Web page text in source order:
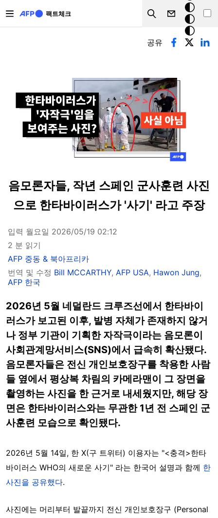
팩트체크
Search
크
모
드
기본탭
공유
음모론자들, 작년 스페인 군사훈련 사진
으로 한타바이러스가 '사기' 라고 주장
입력 월요일 2026/05/19 02:12
2 분 읽기
AFP 중동 & 북아프리카
번역 및 수정 Bill MCCARTHY, AFP USA, Hawon Jung,
AFP 한국
2026년 5월 네덜란드 크루즈선에서 한타바이
러스가 보고된 이후, 발병 자체가 존재하지 않거
나 정부 기관이 기획한 자작극이라는 음모론이
사회관계망서비스(SNS)에서 급속히 확산됐다.
음모론자들은 전신 개인보호장구를 착용한 사람
들 옆에서 평상복 차림의 카메라맨이 그 장면을
촬영하는 사진을 한 근거로 내세웠지만, 해당 장
면은 한타바이러스와는 무관한 1년 전 스페인 군
사훈련 모습으로 확인됐다.
2026년 5월 14일, 한 X(구 트위터) 이용자는 "<충격>한타
바이러스 WHO의 새로운 사기" 라는 한국어 설명과 함께 한
사진을 공유했다.
사진에는 머리부터 발끝까지 전신 개인보호장구 (Personal